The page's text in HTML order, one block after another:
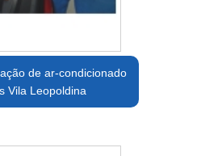
de ar-condicionado
Vila Leopoldina